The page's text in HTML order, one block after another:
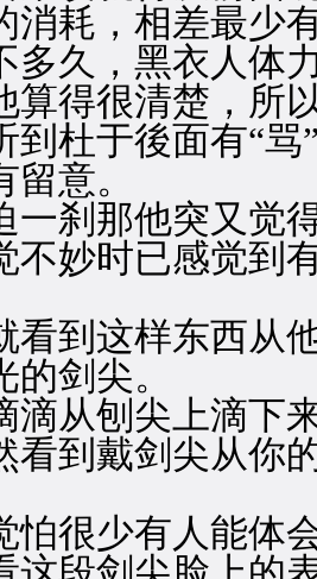
消耗，相差最少
久，黑衣人体力
得很清楚，所
杜于後面有“骂”
意。
刹那他突又觉
妙时已感觉到有
到这样东西从
剑尖。
从刨尖上滴下
到戴剑尖从你的
很少有人能体